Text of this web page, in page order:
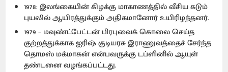
1978: இலங்கையின் கிழக்கு மாகாணத்தில் வீசிய கடும்
புயலில் ஆயிரத்துக்கும் அதிகமானோர் உயிரிழந்தனர்.
1979 – மவுண்ட்பேட்டன் பிரபுவைக் கொலை செய்த
குற்றத்துக்காக ஐரிஷ் குடியரசு இராணுவத்தைச் சேர்ந்த
தொமஸ் மக்மாகன் என்பவருக்கு டப்ளினில் ஆயுள்
தண்டனை வழங்கப்பட்டது.